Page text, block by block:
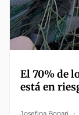
El 70% de
está en
Josefina Bonari